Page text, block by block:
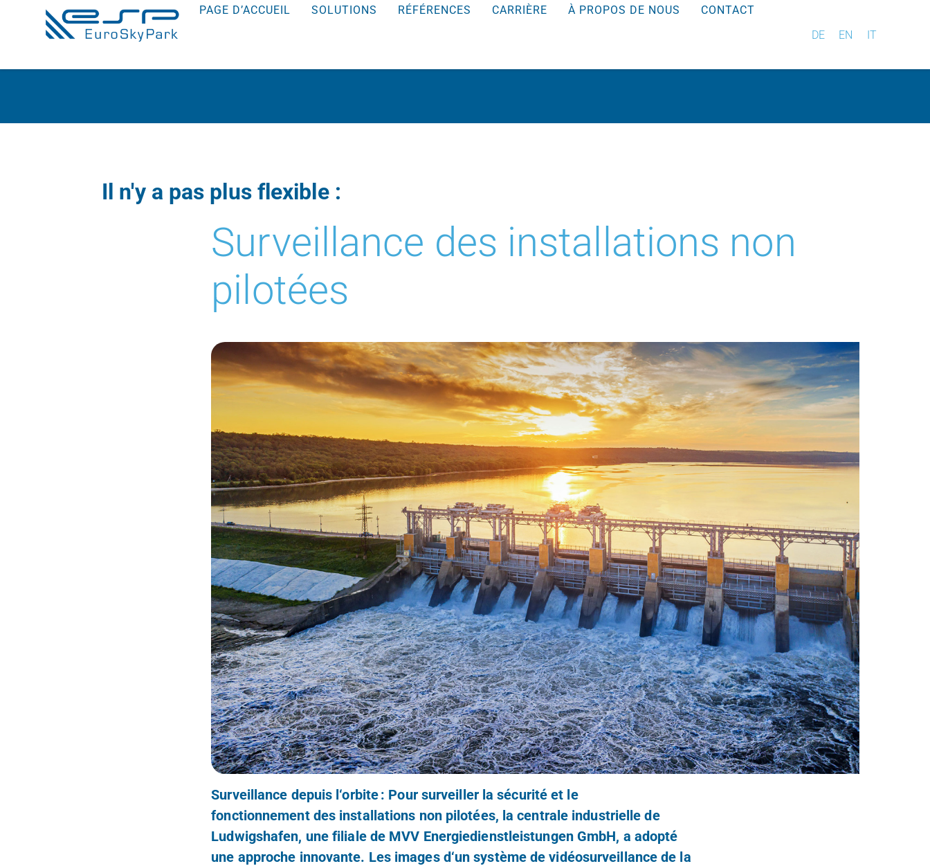
PAGE D’ACCUEIL SOLUTIONS RÉFÉRENCES CARRIÈRE À PROPOS DE NOUS
CONTACT
DE
EN IT
Il n'y a pas plus flexible :
Surveillance des installations non
pilotées
Surveillance depuis l‘orbite : Pour surveiller la sécurité et le
fonctionnement des installations non pilotées, la centrale industrielle de
Ludwigshafen, une filiale de MVV Energiedienstleistungen GmbH, a adopté
une approche innovante. Les images d‘un système de vidéosurveillance de la